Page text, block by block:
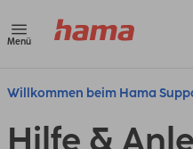
Menü
Willkommen beim Hama
Hilfe &